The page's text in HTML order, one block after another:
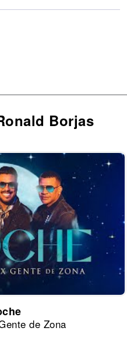
Borjas
de Zona